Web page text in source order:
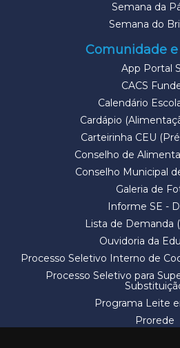
Semana da
Semana do
Comunidade
App Portal
CACS
Calendário
Cardápio
Carteirinha CEU
Conselho de
Conselho Municipal
Galeria de
Informe SE -
Lista de Demanda
Ouvidoria da
Processo Seletivo Interno de
Processo Seletivo para
Programa Leite
Prorede